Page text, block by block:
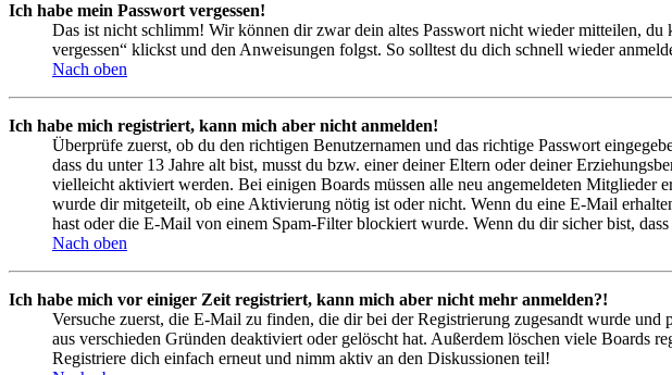
Ich habe mein Passwort vergessen!
Das ist nicht schlimm! Wir können dir zwar dein altes Passwort nicht wieder mitteilen,
vergessen“ klickst und den Anweisungen folgst. So solltest du dich schnell wieder
Nach oben
Ich habe mich registriert, kann mich aber nicht anmelden!
Überprüfe zuerst, ob du den richtigen Benutzernamen und das richtige Passwort
dass du unter 13 Jahre alt bist, musst du bzw. einer deiner Eltern oder deiner
vielleicht aktiviert werden. Bei einigen Boards müssen alle neu angemeldeten Mitglieder
wurde dir mitgeteilt, ob eine Aktivierung nötig ist oder nicht. Wenn du eine E-Mail
hast oder die E-Mail von einem Spam-Filter blockiert wurde. Wenn du dir sicher bist,
Nach oben
Ich habe mich vor einiger Zeit registriert, kann mich aber nicht mehr anmelden?!
Versuche zuerst, die E-Mail zu finden, die dir bei der Registrierung zugesandt wurde
aus verschieden Gründen deaktiviert oder gelöscht hat. Außerdem löschen viele Boards
Registriere dich einfach erneut und nimm aktiv an den Diskussionen teil!